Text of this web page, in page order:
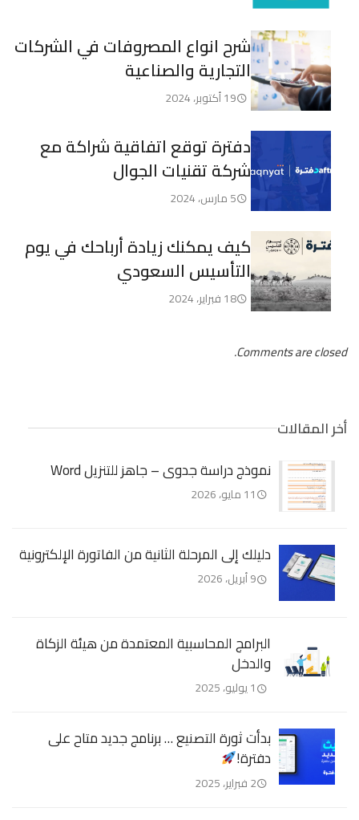
شرح انواع المصروفات في الشركات
التجارية والصناعية
19 أكتوبر، 2024
دفترة توقع اتفاقية شراكة مع
شركة تقنيات الجوال
5 مارس، 2024
كيف يمكنك زيادة أرباحك في يوم
التأسيس السعودي
18 فبراير، 2024
Comments are closed.
أخر المقالات
نموذج دراسة جدوى – جاهز للتنزيل Word
11 مايو، 2026
دليلك إلى المرحلة الثانية من الفاتورة الإلكترونية
9 أبريل، 2026
البرامج المحاسبية المعتمدة من هيئة الزكاة
والدخل
1 يوليو، 2025
بدأت ثورة التصنيع … برنامج جديد متاح على
دفترة!
2 فبراير، 2025